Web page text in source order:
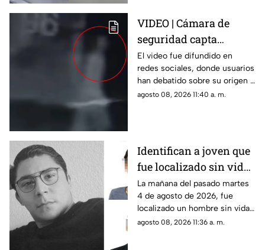
VIDEO | Cámara de
seguridad capta
IMPACTANTE
APARICIÓN fantasmal
en estacionamiento de
residencial
El video fue difundido en
redes sociales, donde usuarios
han debatido sobre su origen y
veracidad.
agosto 08, 2026 11:40 a. m.
Identifican a joven que
fue localizado sin vida
en Jiutepec; su
hermana y cuñado
serían los presuntos
responsables del
La mañana del pasado martes
4 de agosto de 2026, fue
localizado un hombre sin vida
en Jiutepec. La víctima fue
agosto 08, 2026 11:36 a. m.